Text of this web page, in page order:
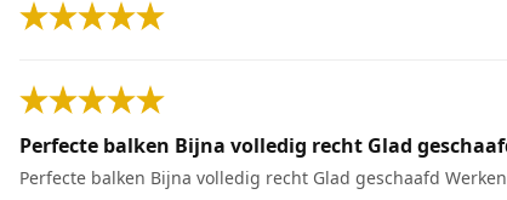
Perfecte balken Bijna volledig recht Glad
Perfecte balken Bijna volledig recht Glad geschaafd